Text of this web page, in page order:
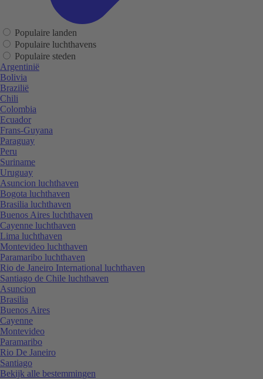
Populaire landen
Populaire luchthavens
Populaire steden
Argentinië
Bolivia
Brazilië
Chili
Colombia
Ecuador
Frans-Guyana
Paraguay
Peru
Suriname
Uruguay
Asuncion luchthaven
Bogota luchthaven
Brasilia luchthaven
Buenos Aires luchthaven
Cayenne luchthaven
Lima luchthaven
Montevideo luchthaven
Paramaribo luchthaven
Rio de Janeiro International luchthaven
Santiago de Chile luchthaven
Asuncion
Brasilia
Buenos Aires
Cayenne
Montevideo
Paramaribo
Rio De Janeiro
Santiago
Bekijk alle bestemmingen